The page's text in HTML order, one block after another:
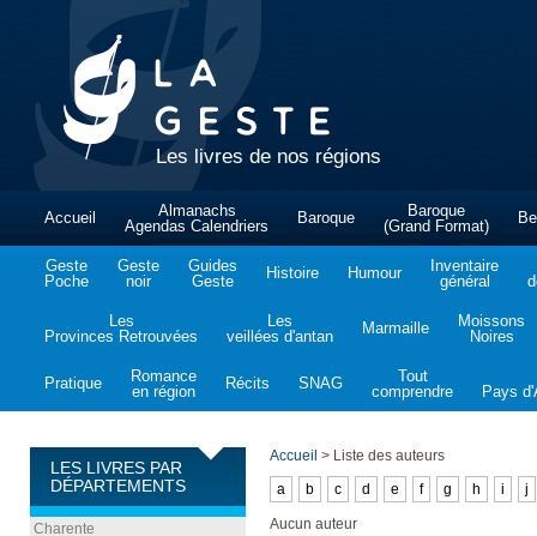
Les livres de nos régions
Accueil
Almanachs
Agendas Calendriers
Baroque
Baroque
(Grand Format)
Geste
Poche
Geste
noir
Guides
Geste
Histoire Humour
Inventaire
général
Les
Provinces Retrouvées
Les
veillées d'antan
Marmaille
Moissons
Noires
Pratique
Romance
en région
Récits SNAG
Tout
comprendre
Pays
LES LIVRES PAR
DÉPARTEMENTS
Charente
Accueil > Liste des auteurs
a
b c d e f g h i j
Aucun auteur